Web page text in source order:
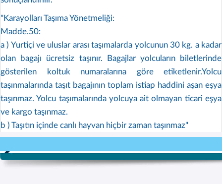
"Karayolları Taşıma Yönetmeliği:
Madde.50:
a ) Yurtiçi ve uluslar arası taşımalarda yolcunun 30 kg. a kadar
olan bagajı ücretsiz taşınır. Bagajlar yolcuların biletlerinde
gösterilen koltuk numaralarına göre etiketlenir.Yolcu
taşınmalarında taşıt bagajının toplam istiap haddini aşan eşya
taşınmaz. Yolcu taşımalarında yolcuya ait olmayan ticari eşya
ve kargo taşınmaz.
b ) Taşıtın içinde canlı hayvan hiçbir zaman taşınmaz"